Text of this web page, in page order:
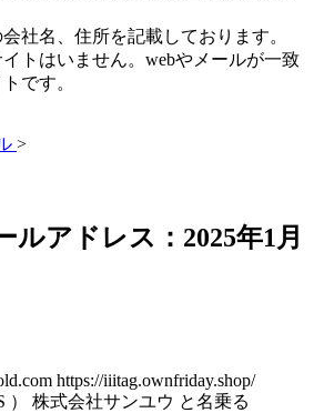
社名、住所を記載しております。
トはいません。webやメールが一致
です。
>
ルアドレス：2025年1月
https://iiitag.ownfriday.shop/
） 株式会社サンユウ と名乗る